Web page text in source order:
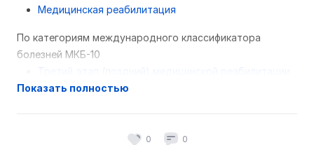
Медицинская реабилитация
По категориям международного классификатора
болезней МКБ-10
Третий этап (поздний) медицинской реабилитации.
Профиль "Неврология и нейрохирургия" (взрослые)
Профиль "Травматология и ортопедия" (взрослые)
Показать полностью
0 0